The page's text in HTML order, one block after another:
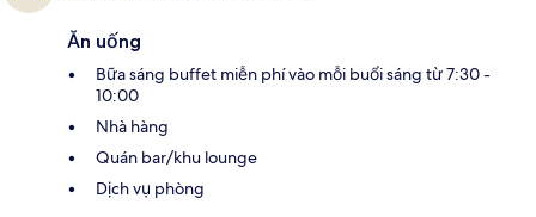
Ăn uống
Bữa sáng buffet miễn phí vào mỗi buổi sáng từ 7:30 -
10:00
Nhà hàng
Quán bar/khu lounge
Dịch vụ phòng